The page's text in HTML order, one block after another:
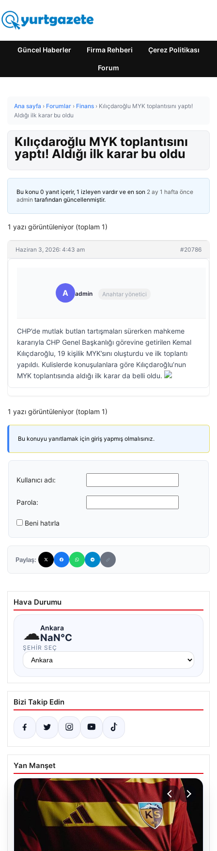
Güncel Haberler Firma Rehberi Çerez Politikası
Forum
Ana sayfa › Forumlar › Finans › Kılıçdaroğlu MYK toplantısını yaptı!
Aldığı ilk karar bu oldu
Kılıçdaroğlu MYK toplantısını
yaptı! Aldığı ilk karar bu oldu
Bu konu 0 yanıt içerir, 1 izleyen vardır ve en son 2 ay 1 hafta önce
admin tarafından güncellenmiştir.
1 yazı görüntüleniyor (toplam 1)
Haziran 3, 2026: 4:43 am #20786
A admin Anahtar yönetici
CHP’de mutlak butlan tartışmaları sürerken mahkeme
kararıyla CHP Genel Başkanlığı görevine getirilen Kemal
Kılıçdaroğlu, 19 kişilik MYK’sını oluşturdu ve ilk toplantı
yapıldı. Kulislerde konuşulanlara göre Kılıçdaroğlu’nun
MYK toplantısında aldığı ilk karar da belli oldu.
1 yazı görüntüleniyor (toplam 1)
Bu konuyu yanıtlamak için giriş yapmış olmalısınız.
Kullanıcı adı:
Parola:
Beni hatırla
Paylaş:
Hava Durumu
☁Ankara
NaN°C
ŞEHIR SEÇ
Bizi Takip Edin
Yan Manşet